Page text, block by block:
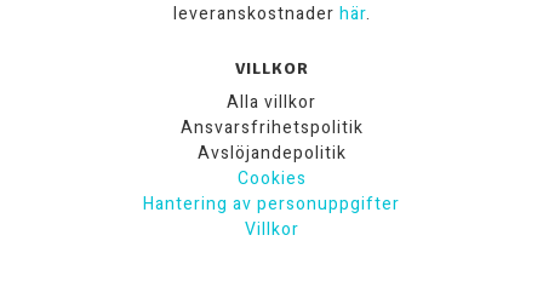
leveranskostnader här.
VILLKOR
Alla villkor
Ansvarsfrihetspolitik
Avslöjandepolitik
Cookies
Hantering av personuppgifter
Villkor